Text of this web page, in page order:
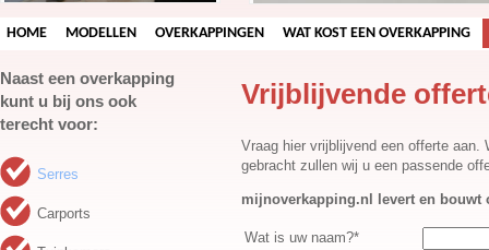
HOME MODELLEN OVERKAPPINGEN WAT KOST EEN OVERKAPPING
Naast een overkapping
kunt u bij ons ook
terecht voor:
Serres
Carports
Vrijblijvende
Vraag hier vrijblijvend een offerte
gebracht zullen wij u een passende
mijnoverkapping.nl levert en bouwt
Wat is uw naam?*